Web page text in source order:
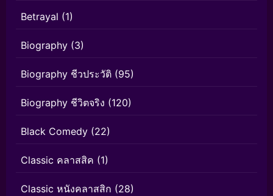
Betrayal (1)
Biography (3)
Biography ชีวประวัติ (95)
Biography ชีวิตจริง (120)
Black Comedy (22)
Classic คลาสสิค (1)
Classic หนังคลาสสิก (28)